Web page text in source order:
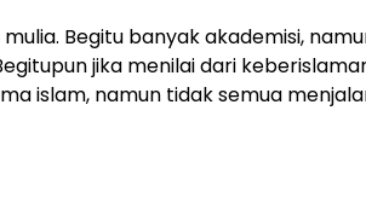
Begitu banyak akademisi,
jika menilai dari
islam, namun tidak semua